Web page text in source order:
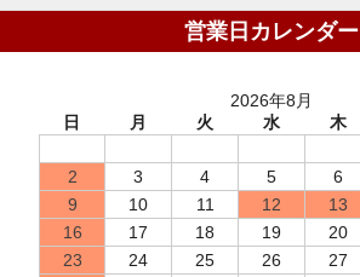
営業日カレンダー
2026年8月
日
月 火 水 木
2
3 4 5 6
9
10 11 12 13
16
17 18 19 20
23
24 25 26 27